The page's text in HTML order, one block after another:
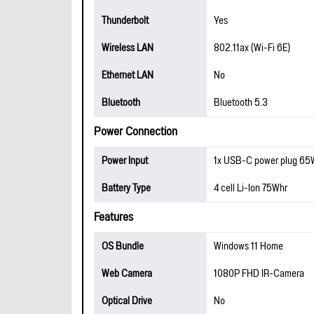
Thunderbolt
Yes
Wireless LAN
802.11ax (Wi-Fi 6E)
Ethernet LAN
No
Bluetooth
Bluetooth 5.3
Power Connection
Power Input
1x USB-C power plug
Battery Type
4 cell Li-Ion 75Whr
Features
OS Bundle
Windows 11 Home
Web Camera
1080P FHD IR-Camera
Optical Drive
No